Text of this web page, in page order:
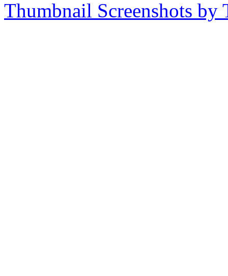
Thumbnail Screenshots by